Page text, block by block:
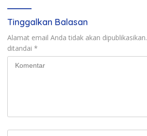
Tinggalkan Balasan
Alamat email Anda tidak akan dipublikasikan.
ditandai *